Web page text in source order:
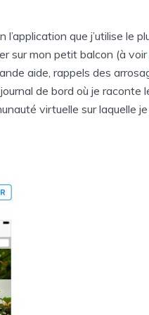
l’application que j’utilise le
sur mon petit balcon (à voir
aide, rappels des
de bord où je raconte
virtuelle sur laquelle